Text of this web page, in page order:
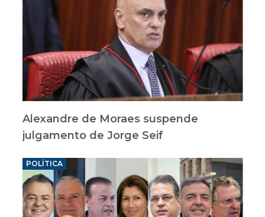
Alexandre de Moraes suspende
julgamento de Jorge Seif
POLÍTICA